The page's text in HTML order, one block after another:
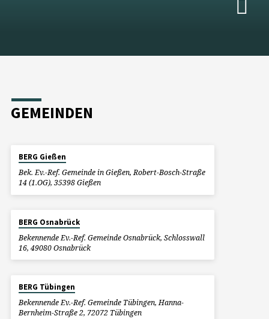
GEMEINDEN
BERG Gießen
Bek. Ev.-Ref. Gemeinde in Gießen, Robert-Bosch-Straße
14 (1.OG), 35398 Gießen
BERG Osnabrück
Bekennende Ev.-Ref. Gemeinde Osnabrück, Schlosswall
16, 49080 Osnabrück
BERG Tübingen
Bekennende Ev.-Ref. Gemeinde Tübingen, Hanna-
Bernheim-Straße 2, 72072 Tübingen